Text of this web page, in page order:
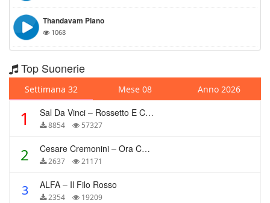
Thandavam Piano
1068
Top Suonerie
Settimana 32 Mese 08 Anno 2026
1 Sal Da Vinci – Rossetto E Caffè
8854 57327
2 Cesare Cremonini – Ora Che Non Ho Più Te
2637 21171
3 ALFA – Il Filo Rosso
2354 19209